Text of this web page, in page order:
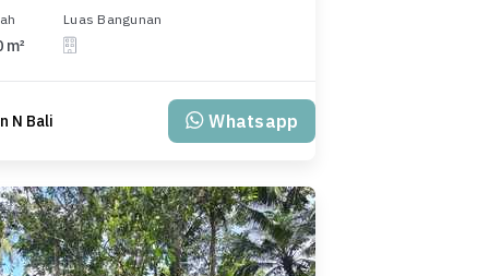
m²
Luas Bangunan
N Bali Whatsapp